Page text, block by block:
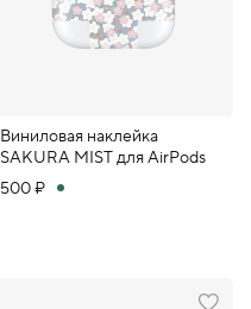
Виниловая наклейка
SAKURA MIST для AirPods
500 ₽